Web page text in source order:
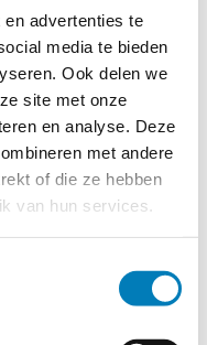
advertenties te
media te bieden
Ook delen we
site met onze
en analyse. Deze
met andere
of die ze hebben
van hun services.
-Privacy Policy
gegevens